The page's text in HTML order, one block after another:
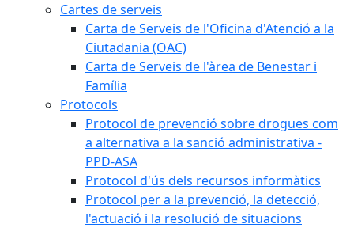
Cartes de serveis
Carta de Serveis de l'Oficina d'Atenció a la
Ciutadania (OAC)
Carta de Serveis de l'àrea de Benestar i
Família
Protocols
Protocol de prevenció sobre drogues com
a alternativa a la sanció administrativa -
PPD-ASA
Protocol d'ús dels recursos informàtics
Protocol per a la prevenció, la detecció,
l'actuació i la resolució de situacions